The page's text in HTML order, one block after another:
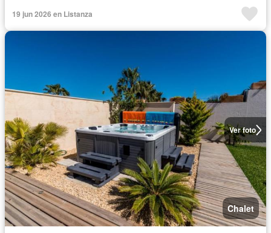
19 jun 2026 en Listanza
Ver foto
Chalet